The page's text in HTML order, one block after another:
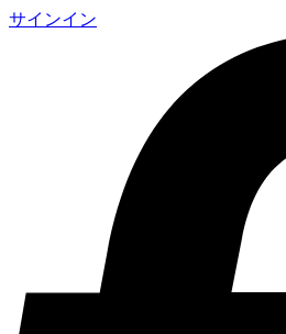
サインイン